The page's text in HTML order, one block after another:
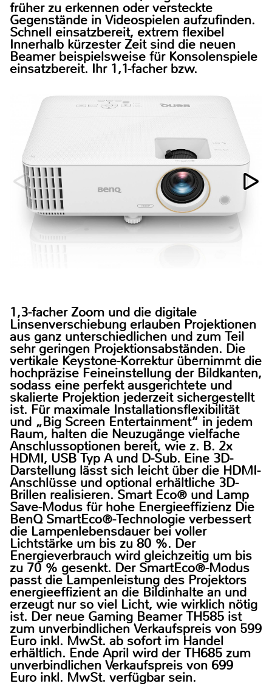
früher zu erkennen oder versteckte
Gegenstände in Videospielen aufzufinden.
Schnell einsatzbereit, extrem flexibel
Innerhalb kürzester Zeit sind die neuen
Beamer beispielsweise für Konsolenspiele
einsatzbereit. Ihr 1,1-facher bzw.
1,3-facher Zoom und die digitale
Linsenverschiebung erlauben Projektionen
aus ganz unterschiedlichen und zum Teil
sehr geringen Projektionsabständen. Die
vertikale Keystone-Korrektur übernimmt die
hochpräzise Feineinstellung der Bildkanten,
sodass eine perfekt ausgerichtete und
skalierte Projektion jederzeit sichergestellt
ist. Für maximale Installationsflexibilität
und „Big Screen Entertainment“ in jedem
Raum, halten die Neuzugänge vielfache
Anschlussoptionen bereit, wie z. B. 2x
HDMI, USB Typ A und D-Sub. Eine 3D-
Darstellung lässt sich leicht über die HDMI-
Anschlüsse und optional erhältliche 3D-
Brillen realisieren.Smart Eco® und Lamp
Save-Modus für hohe Energieeffizienz Die
BenQ SmartEco®-Technologie verbessert
die Lampenlebensdauer bei voller
Lichtstärke um bis zu 80 %. Der
Energieverbrauch wird gleichzeitig um bis
zu 70 % gesenkt. Der SmartEco®-Modus
passt die Lampenleistung des Projektors
energieeffizient an die Bildinhalte an und
erzeugt nur so viel Licht, wie wirklich nötig
ist. Der neue Gaming Beamer TH585 ist
zum unverbindlichen Verkaufspreis von 599
Euro inkl. MwSt. ab sofort im Handel
erhältlich. Ende April wird der TH685 zum
unverbindlichen Verkaufspreis von 699
Euro inkl. MwSt. verfügbar sein.